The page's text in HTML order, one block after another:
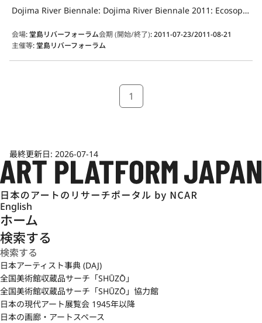
Dojima River Biennale: Dojima River Biennale 2011: Ecosophia
会場:堂島リバーフォーラム会期 (開始/終了):2011-07-23/2011-08-21
主催等:堂島リバーフォーラム
1
最終更新日: 2026-07-14
English
ホーム
検索する
日本アーティスト事典 (DAJ)
全国美術館収蔵品サーチ「SHŪZŌ」
全国美術館収蔵品サーチ「SHŪZŌ」協力館
日本の現代アート展覧会 1945年以降
日本の画廊・アートスペース